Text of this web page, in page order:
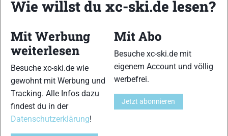
17
Wie willst du xc-ski.de lesen?
Mit Werbung
weiterlesen
Besuche xc-ski.de wie
gewohnt mit Werbung und
Tracking. Alle Infos dazu
findest du in der
Datenschutzerklärung!
Mit Abo
Besuche xc-ski.de mit
eigenem Account und völlig
werbefrei.
Jetzt abonnieren